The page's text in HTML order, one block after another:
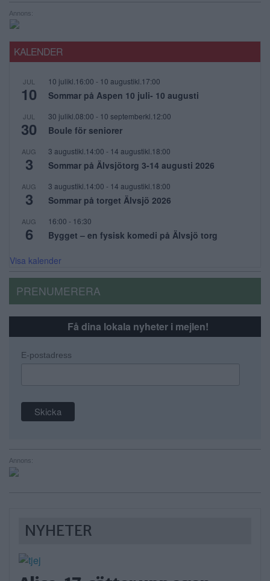
Annons:
KALENDER
JUL
10
10 julikl.16:00 - 10 augustikl.17:00
Sommar på Aspen 10 juli- 10 augusti
JUL
30
30 julikl.08:00 - 10 septemberkl.12:00
Boule för seniorer
AUG
3
3 augustikl.14:00 - 14 augustikl.18:00
Sommar på Älvsjötorg 3-14 augusti 2026
AUG
3
3 augustikl.14:00 - 14 augustikl.18:00
Sommar på torget Älvsjö 2026
AUG
6
16:00 - 16:30
Bygget – en fysisk komedi på Älvsjö torg
Visa kalender
PRENUMERERA
Få dina lokala nyheter i mejlen!
E-postadress
Annons:
NYHETER